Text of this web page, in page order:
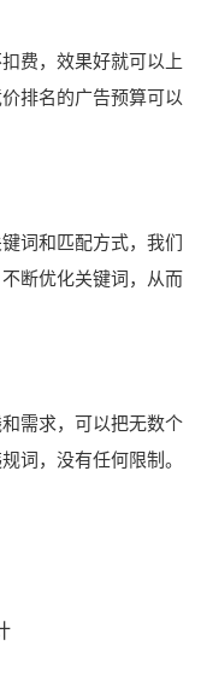
费，效果好就可以上
排名的广告预算可以
词和匹配方式，我们
断优化关键词，从而
需求，可以把无数个
词，没有任何限制。